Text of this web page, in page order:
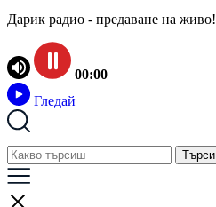
Дарик радио - предаване на живо!
00:00
Гледай